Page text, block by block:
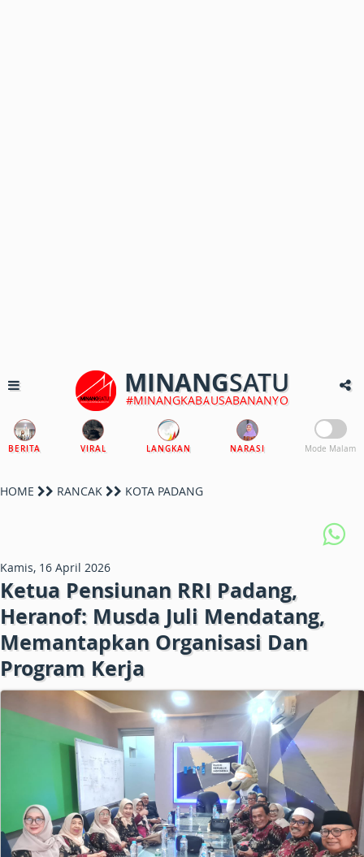
MINANGSATU
#MINANGKABAUSABANANYO
BERITA VIRAL LANGKAN NARASI Mode Malam
HOME RANCAK KOTA PADANG
Kamis, 16 April 2026
Ketua Pensiunan RRI Padang,
Heranof: Musda Juli Mendatang,
Memantapkan Organisasi Dan
Program Kerja